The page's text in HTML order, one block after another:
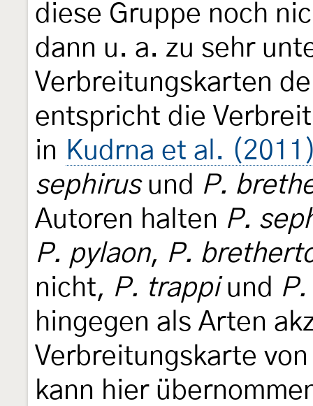
diese Gruppe noch
dann u. a. zu sehr
Verbreitungskarten
entspricht die
in Kudrna et al.
sephirusund P.
Autoren halten P.
P. pylaon, P.
nicht, P. trappiund
hingegen als Arten
Verbreitungskarte
kann hier